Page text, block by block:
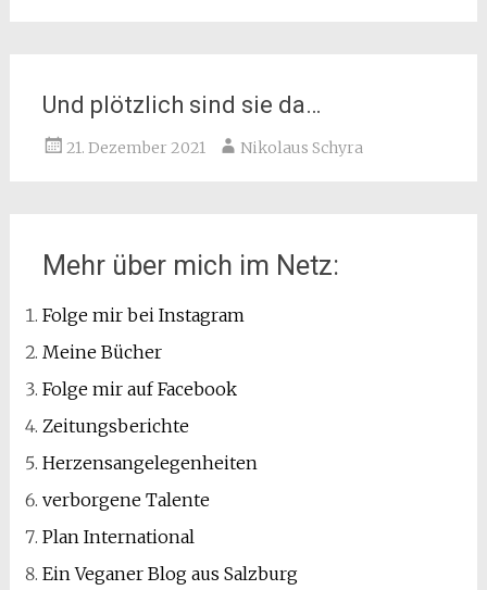
Und plötzlich sind sie da…
21. Dezember 2021 Nikolaus Schyra
Mehr über mich im Netz:
Folge mir bei Instagram
Meine Bücher
Folge mir auf Facebook
Zeitungsberichte
Herzensangelegenheiten
verborgene Talente
Plan International
Ein Veganer Blog aus Salzburg